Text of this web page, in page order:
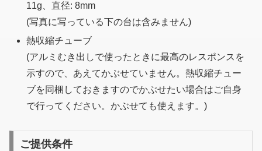
11g、直径: 8mm
(写真に写っている下の台は含みません)
熱収縮チューブ
(アルミむき出しで使ったときに最高のレスポンスを
示すので、あえてかぶせていません。熱収縮チュー
ブを同梱しておきますのでかぶせたい場合はご自身
で行ってください。かぶせても使えます。)
ご提供条件